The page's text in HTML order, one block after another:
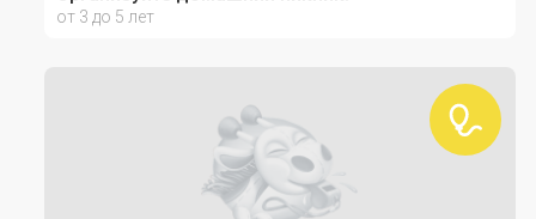
от 3 до 5 лет